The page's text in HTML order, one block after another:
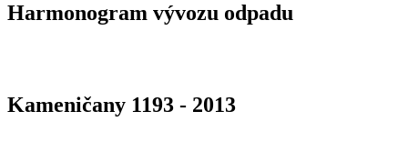
Harmonogram vývozu odpadu
Kameničany 1193 - 2013